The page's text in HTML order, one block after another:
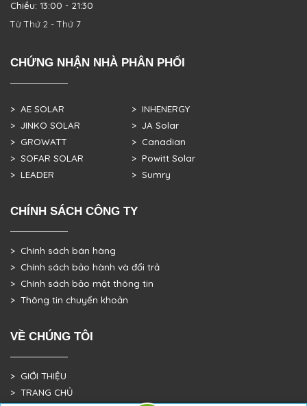
Chiều: 13:00 - 21:30
Từ Thứ 2 - Thứ 7
CHỨNG NHẬN NHÀ PHÂN PHỐI
> AE SOLAR
> JINKO SOLAR
> GROWATT
> SOFAR SOLAR
> LEADER
> INHENERGY
> JA Solar
> Canadian
> Powitt Solar
> Sumry
CHÍNH SÁCH CÔNG TY
> Chính sách bán hàng
> Chính sách bảo hành và đổi trả
> Chính sách bảo mật thông tin
> Thông tin chuyển khoản
VỀ CHÚNG TÔI
> GIỚI THIỆU
> TRANG CHỦ